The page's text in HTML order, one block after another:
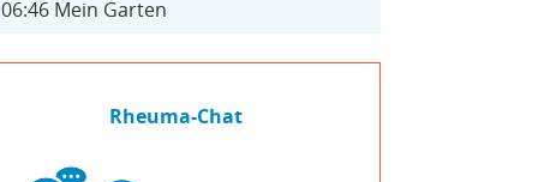
06:46Mein Garten
Rheuma-Chat